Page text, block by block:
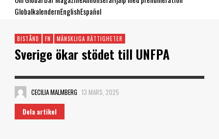
GlobalkalendernEnglishEspañol
BISTÅND FN MÄNSKLIGA RÄTTIGHETER
Sverige ökar stödet till UNFPA
CECILIA MALMBERG 13 MARS, 2025
Dela artikel